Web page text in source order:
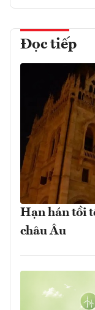
Đọc tiếp
Hạn hán tồi
châu Âu